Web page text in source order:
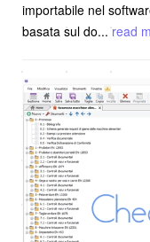
importabile nel
basata sul do... read